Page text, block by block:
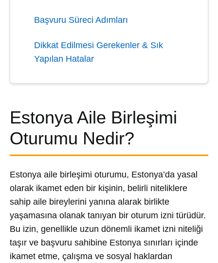
Başvuru Süreci Adımları
Dikkat Edilmesi Gerekenler & Sık
Yapılan Hatalar
Estonya Aile Birleşimi
Oturumu Nedir?
Estonya aile birleşimi oturumu, Estonya’da yasal
olarak ikamet eden bir kişinin, belirli niteliklere
sahip aile bireylerini yanına alarak birlikte
yaşamasına olanak tanıyan bir oturum izni türüdür.
Bu izin, genellikle uzun dönemli ikamet izni niteliği
taşır ve başvuru sahibine Estonya sınırları içinde
ikamet etme, çalışma ve sosyal haklardan